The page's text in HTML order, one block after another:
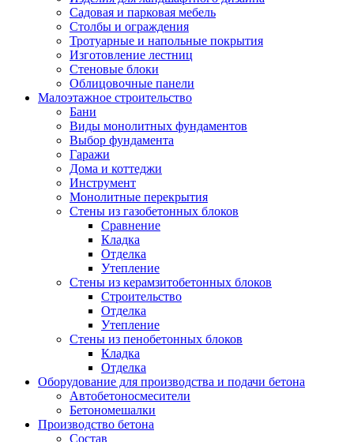
Садовая и парковая мебель
Столбы и ограждения
Тротуарные и напольные покрытия
Изготовление лестниц
Стеновые блоки
Облицовочные панели
Малоэтажное строительство
Бани
Виды монолитных фундаментов
Выбор фундамента
Гаражи
Дома и коттеджи
Инструмент
Монолитные перекрытия
Стены из газобетонных блоков
Сравнение
Кладка
Отделка
Утепление
Стены из керамзитобетонных блоков
Строительство
Отделка
Утепление
Стены из пенобетонных блоков
Кладка
Отделка
Оборудование для производства и подачи бетона
Автобетоносмесители
Бетономешалки
Производство бетона
Состав